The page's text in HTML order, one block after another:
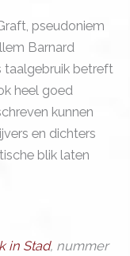
pseudoniem
Barnard
taalgebruik betreft
heel goed
kunnen
en dichters
blik laten
in Stad, nummer